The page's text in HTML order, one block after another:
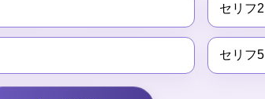
セリフ2
セリフ5